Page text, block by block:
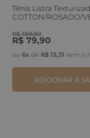
Tênis Listra
COTTON/ROSADO/
R$ 189,90
R$ 79,90
ou 6x de R$ 13,31 sem
ADICIONAR A